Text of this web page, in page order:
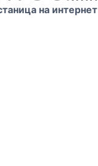
на интернет